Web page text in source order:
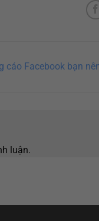
Facebook bạn
luận.